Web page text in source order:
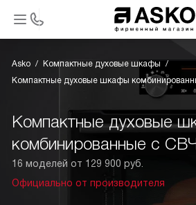
Asko
Компактные духовые шкафы
Компактные духовые шкафы
Компактные духовые
комбинированные с
16 моделей от 129 900 руб.
Официально от производителя